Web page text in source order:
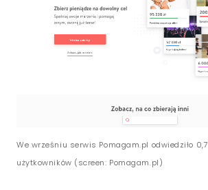
We wrześniu serwis Pomagam.pl odwiedziło
użytkowników (screen: Pomagam.pl)